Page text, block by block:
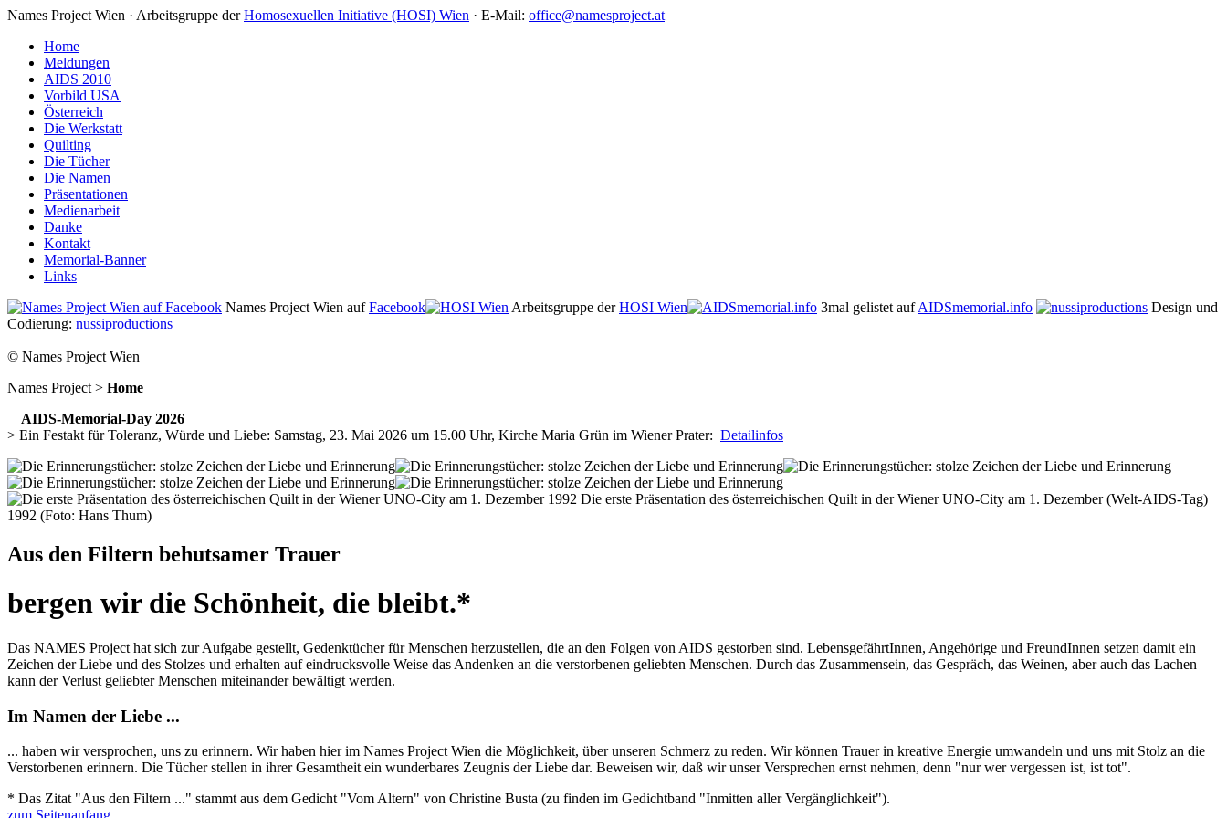
Names Project Wien · Arbeitsgruppe derHomosexuellen Initiative (HOSI) Wien · E-Mail: office@namesproject.at
Home
Meldungen
AIDS 2010
Vorbild USA
Österreich
Die Werkstatt
Quilting
Die Tücher
Die Namen
Präsentationen
Medienarbeit
Danke
Kontakt
Memorial-Banner
Links
Names Project Wien aufFacebook Arbeitsgruppe derHOSI Wien 3mal gelistet aufAIDSmemorial.info
Design und
Codierung: nussiproductions
© Names Project Wien
Names Project > Home
AIDS-Memorial-Day 2026
> Ein Festakt für Toleranz, Würde und Liebe: Samstag, 23. Mai 2026 um 15.00 Uhr, Kirche Maria Grün im Wiener Prater: Detailinfos
Die erste Präsentation des österreichischen Quilt in der Wiener UNO-City am 1. Dezember (Welt-AIDS-Tag)
1992 (Foto: Hans Thum)
Aus den Filtern behutsamer Trauer
bergen wir die Schönheit, die bleibt.*
Das NAMES Project hat sich zur Aufgabe gestellt, Gedenktücher für Menschen herzustellen, die an den Folgen von AIDS gestorben sind. LebensgefährtInnen, Angehörige und FreundInnen setzen damit ein
Zeichen der Liebe und des Stolzes und erhalten auf eindrucksvolle Weise das Andenken an die verstorbenen geliebten Menschen. Durch das Zusammensein, das Gespräch, das Weinen, aber auch das Lachen
kann der Verlust geliebter Menschen miteinander bewältigt werden.
Im Namen der Liebe ...
... haben wir versprochen, uns zu erinnern. Wir haben hier im Names Project Wien die Möglichkeit, über unseren Schmerz zu reden. Wir können Trauer in kreative Energie umwandeln und uns mit Stolz an die
Verstorbenen erinnern. Die Tücher stellen in ihrer Gesamtheit ein wunderbares Zeugnis der Liebe dar. Beweisen wir, daß wir unser Versprechen ernst nehmen, denn "nur wer vergessen ist, ist tot".
* Das Zitat "Aus den Filtern ..." stammt aus dem Gedicht "Vom Altern" von Christine Busta (zu finden im Gedichtband "Inmitten aller Vergänglichkeit").